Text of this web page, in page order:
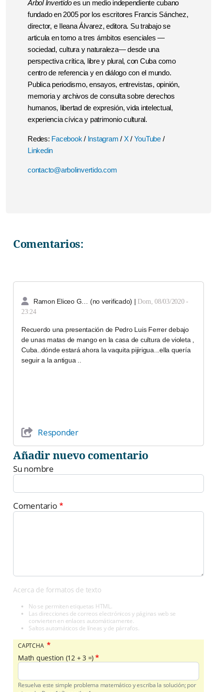
Árbol Invertidoes un medio independiente cubano
fundado en 2005 por los escritores Francis Sánchez,
director, e Ileana Álvarez, editora. Su trabajo se
articula en torno a tres ámbitos esenciales —
sociedad, cultura y naturaleza— desde una
perspectiva crítica, libre y plural, con Cuba como
centro de referencia y en diálogo con el mundo.
Publica periodismo, ensayos, entrevistas, opinión,
memoria y archivos de consulta sobre derechos
humanos, libertad de expresión, vida intelectual,
experiencia cívica y patrimonio cultural.
Redes: Facebook / Instagram / X/ YouTube /
Linkedin
contacto@arbolinvertido.com
Comentarios:
Ramon Eliceo G… (no verificado) | Dom, 08/03/2020 -
23:24
Recuerdo una presentación de Pedro Luis Ferrer debajo
de unas matas de mango en la casa de cultura de violeta ,
Cuba..dónde estará ahora la vaquita pijirigua...ella quería
seguir a la antigua ..
Responder
Añadir nuevo comentario
Su nombre
Comentario
Acerca de formatos de texto
No se permiten etiquetas HTML.
Las direcciones de correos electrónicos y páginas web se
convierten en enlaces automáticamente.
Saltos automáticos de líneas y de párrafos.
CAPTCHA
Math question (12 + 3 =)
Resuelva este simple problema matemático y escriba la solución; por